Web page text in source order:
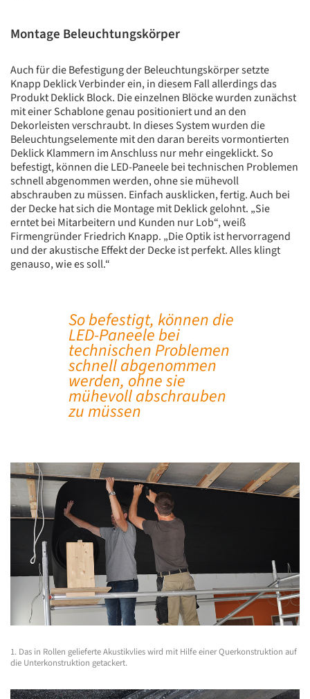
Montage Beleuchtungskörper
Auch für die Befestigung der Beleuchtungskörper setzte
Knapp Deklick Verbinder ein, in diesem Fall allerdings das
Produkt Deklick Block. Die einzelnen Blöcke wurden zunächst
mit einer Schablone genau positioniert und an den
Dekorleisten verschraubt. In dieses System wurden die
Beleuchtungselemente mit den daran bereits vormontierten
Deklick Klammern im Anschluss nur mehr eingeklickt. So
befestigt, können die LED-Paneele bei technischen Problemen
schnell abgenommen werden, ohne sie mühevoll
abschrauben zu müssen. Einfach ausklicken, fertig. Auch bei
der Decke hat sich die Montage mit Deklick gelohnt. „Sie
erntet bei Mitarbeitern und Kunden nur Lob“, weiß
Firmengründer Friedrich Knapp. „Die Optik ist hervorragend
und der akustische Effekt der Decke ist perfekt. Alles klingt
genauso, wie es soll.“
So befestigt, können die
LED-Paneele bei
technischen Problemen
schnell abgenommen
werden, ohne sie
mühevoll abschrauben
zu müssen
1. Das in Rollen gelieferte Akustikvlies wird mit Hilfe einer Querkonstruktion auf
die Unterkonstruktion getackert.